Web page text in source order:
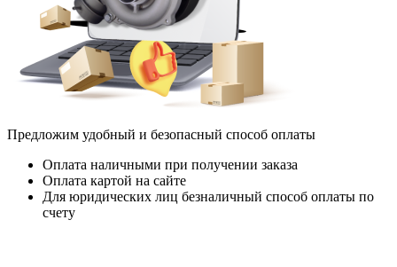
Предложим удобный и безопасный способ оплаты
Оплата наличными при получении заказа
Оплата картой на сайте
Для юридических лиц безналичный способ оплаты по
счету